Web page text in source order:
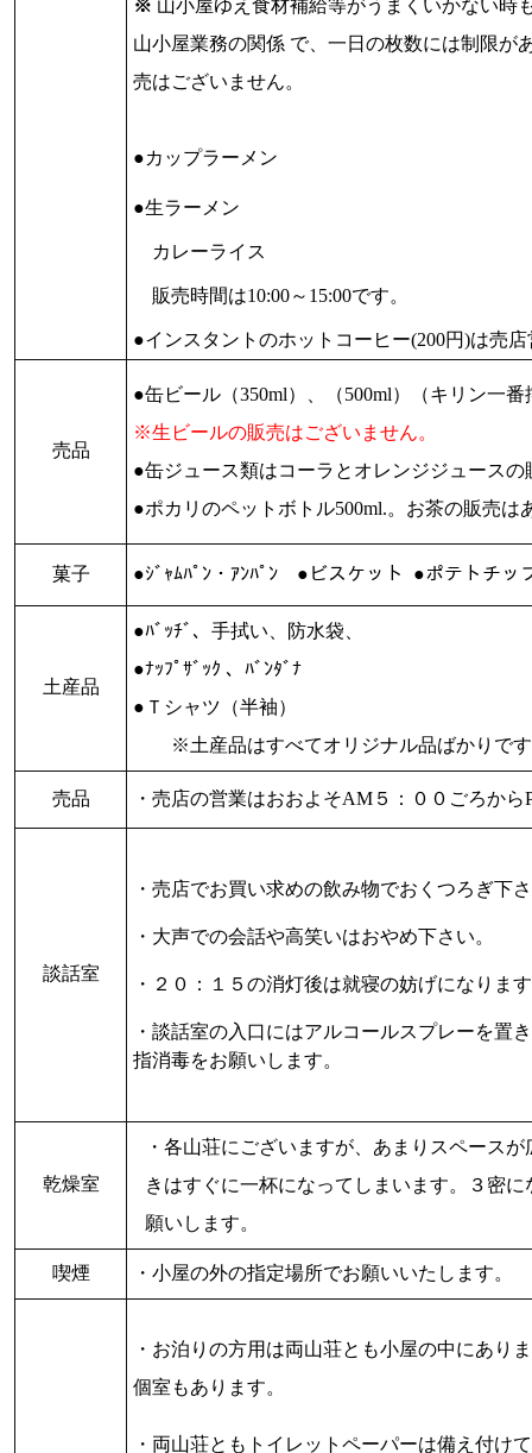
※ 山小屋ゆえ食材補給等がうまくいかない時
山小屋業務の関係 で、一日の枚数には制限が
売はございません。
●カップラーメン
●生ラーメン
カレーライス
販売時間は10:00～15:00です。
●インスタントのホットコーヒー(200円)は売
売品
●缶ビール（350ml）、（500ml）（キリン一
※生ビールの販売はございません。
●缶ジュース類はコーラとオレンジジュー
●ポカリのペットボトル500ml.。お茶の販売は
菓子 ●ｼﾞｬﾑﾊﾟﾝ・ｱﾝﾊﾟﾝ ●ビスケット ●ポテトチッ
土産品
●ﾊﾞｯﾁﾞ、手拭い、防水袋、
●ﾅｯﾌﾟｻﾞｯｸ 、ﾊﾞﾝﾀﾞﾅ
●Ｔシャツ（半袖）
※土産品はすべてオリジナル品ばかり
売品 ・売店の営業はおおよそAM５：００ごろか
談話室
・売店でお買い求めの飲み物でおくつろぎ下
・大声での会話や高笑いはおやめ下さい。
・２０：１５の消灯後は就寝の妨げになりま
・談話室の入口にはアルコールスプレーを置
指消毒をお願いします。
乾燥室
・各山荘にございますが、あまりスペース
きはすぐに一杯になってしまいます。３密
願いします。
喫煙 ・小屋の外の指定場所でお願いいたします。
・お泊りの方用は両山荘とも小屋の中にあり
個室もあります。
・両山荘ともトイレットペーパーは備え付け